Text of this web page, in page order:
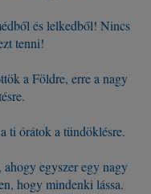
és lelkedből! Nincs
tenni!
a Földre, erre a nagy
ti órátok a tündöklésre.
egyszer egy nagy
hogy mindenki lássa.